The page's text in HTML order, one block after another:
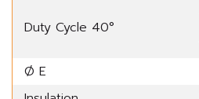
Duty Cycle 40°
Ø E